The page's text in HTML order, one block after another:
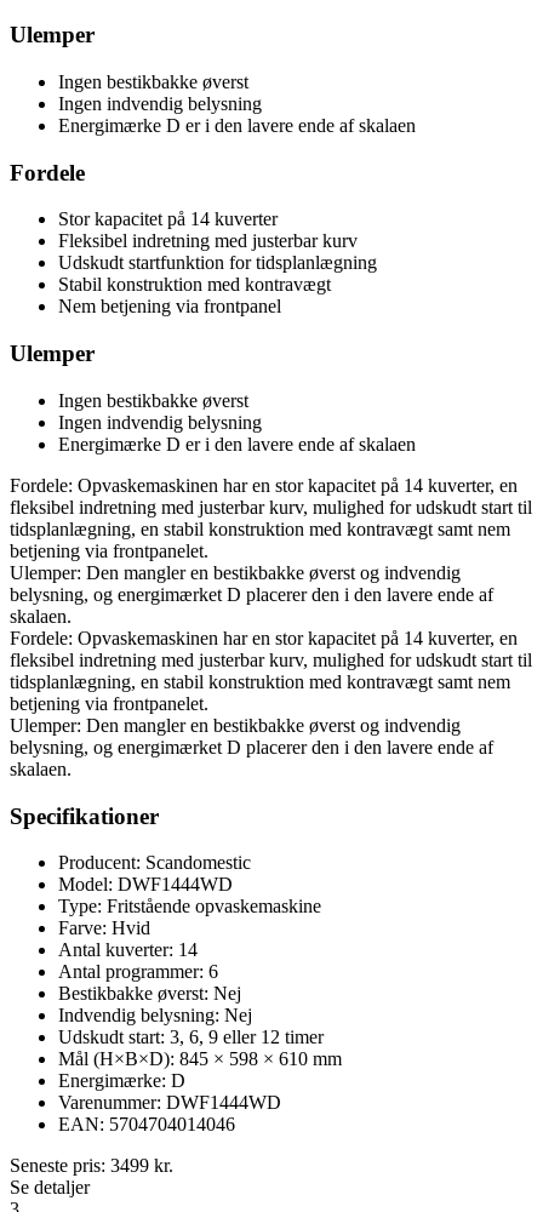
Ulemper
Ingen bestikbakke øverst
Ingen indvendig belysning
Energimærke D er i den lavere ende af skalaen
Fordele
Stor kapacitet på 14 kuverter
Fleksibel indretning med justerbar kurv
Udskudt startfunktion for tidsplanlægning
Stabil konstruktion med kontravægt
Nem betjening via frontpanel
Ulemper
Ingen bestikbakke øverst
Ingen indvendig belysning
Energimærke D er i den lavere ende af skalaen
Fordele: Opvaskemaskinen har en stor kapacitet på 14 kuverter, en
fleksibel indretning med justerbar kurv, mulighed for udskudt start til
tidsplanlægning, en stabil konstruktion med kontravægt samt nem
betjening via frontpanelet.
Ulemper: Den mangler en bestikbakke øverst og indvendig
belysning, og energimærket D placerer den i den lavere ende af
skalaen.
Fordele: Opvaskemaskinen har en stor kapacitet på 14 kuverter, en
fleksibel indretning med justerbar kurv, mulighed for udskudt start til
tidsplanlægning, en stabil konstruktion med kontravægt samt nem
betjening via frontpanelet.
Ulemper: Den mangler en bestikbakke øverst og indvendig
belysning, og energimærket D placerer den i den lavere ende af
skalaen.
Specifikationer
Producent: Scandomestic
Model: DWF1444WD
Type: Fritstående opvaskemaskine
Farve: Hvid
Antal kuverter: 14
Antal programmer: 6
Bestikbakke øverst: Nej
Indvendig belysning: Nej
Udskudt start: 3, 6, 9 eller 12 timer
Mål (H×B×D): 845 × 598 × 610 mm
Energimærke: D
Varenummer: DWF1444WD
EAN: 5704704014046
Seneste pris: 3499 kr.
Se detaljer